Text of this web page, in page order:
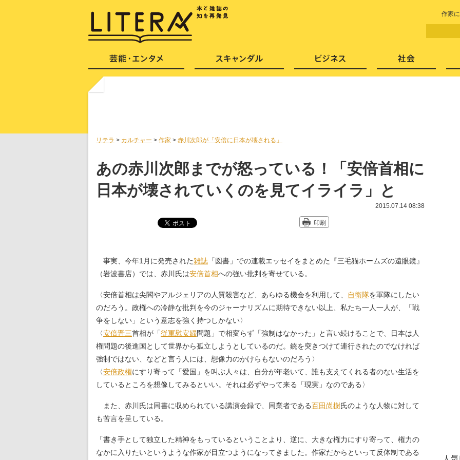
作家
リテラ > カルチャー > 作家 > 赤川次郎が「安倍に日本が壊される」
あの赤川次郎までが怒っている！「安倍首相に
日本が壊されていくのを見てイライラ」と
2015.07.14 08:38
印刷
事実、今年1月に発売された雑誌 「図書」での連載エッセイをまとめた『三毛猫ホームズの遠眼鏡』
（岩波書店）では、赤川氏は安倍首相への強い批判を寄せている。
〈安倍首相は尖閣やアルジェリアの人質殺害など、あらゆる機会を利用して、 自衛隊を軍隊にしたい
のだろう。政権への冷静な批判を今のジャーナリズムに期待できない以上、私たち一人一人が、「戦
争をしない」という意志を強く持つしかない〉
〈安倍晋三首相が「従軍慰安婦問題」で相変らず「強制はなかった」と言い続けることで、日本は人
権問題の後進国として世界から孤立しようとしているのだ。銃を突きつけて連行されたのでなければ
強制ではない、などと言う人には、想像力のかけらもないのだろう〉
〈安倍政権にすり寄って「愛国」を叫ぶ人々は、自分が年老いて、誰も支えてくれる者のない生活を
しているところを想像してみるといい。それは必ずやって来る「現実」なのである〉
また、赤川氏は同書に収められている講演会録で、同業者である百田尚樹氏のような人物に対して
も苦言を呈している。
「書き手として独立した精神をもっているということより、逆に、大きな権力にすり寄って、権力の
なかに入りたいというような作家が目立つようになってきました。作家だからといって反体制である
芸能・エンタメ スキャンダル